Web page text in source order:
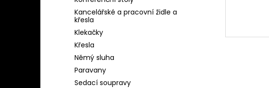
Kancelářské a pracovní židle a
křesla
Klekačky
Křesla
Němý sluha
Paravany
Sedací soupravy
1 280 Kč